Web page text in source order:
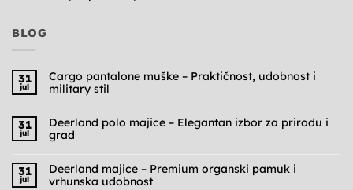
BLOG
31
jul
Cargo pantalone muške – Praktičnost, udobnost i
military stil
na
Cargo
pantalone
Praktičnost,
udobnost
i
31
jul
Deerland polo majice – Elegantan izbor za prirodu i
grad
na
Deerland
polo
31
jul
Deerland majice – Premium organski pamuk i
vrhunska udobnost